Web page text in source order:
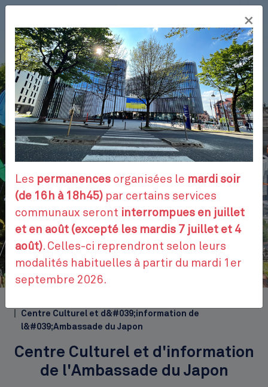
Aller
contenu
principal
Cinquantenaire
VOS DÉMARCHES
RENDEZ-VOUS
CONTACTEZ-NOUS
FR
Centre Culturel et d&#039;information de
l&#039;Ambassade du Japon
Centre Culturel et d'information
de l'Ambassade du Japon
×
Les permanences organisées le mardi soir
(de 16h à 18h45) par certains services
communaux seront interrompues en juillet
et en août (excepté les mardis 7 juillet et 4
août). Celles-ci reprendront selon leurs
modalités habituelles à partir du mardi 1er
septembre 2026.